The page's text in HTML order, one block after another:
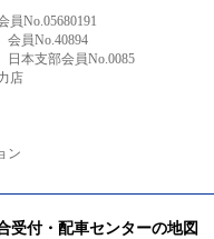
員No.05680191
員No.40894
本支部会員No.0085
店
ン
受付・配車センターの地図